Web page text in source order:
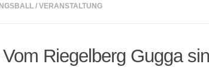
/ VERANSTALTUNG
Vom Riegelberg Gugga